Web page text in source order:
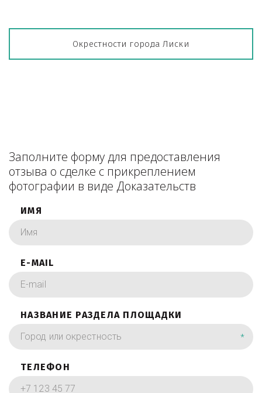
Окрестности города Лиски
Заполните форму для предоставления
отзыва о сделке с прикреплением
фотографии в виде Доказательств
ИМЯ
E-MAIL
НАЗВАНИЕ РАЗДЕЛА ПЛОЩАДКИ
*
ТЕЛЕФОН